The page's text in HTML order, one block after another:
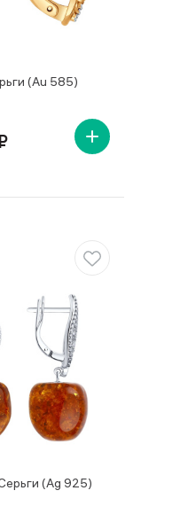
(Au 585)
(Ag 925)